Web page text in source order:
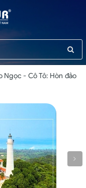
Ngọc - Cô Tô: Hòn đảo